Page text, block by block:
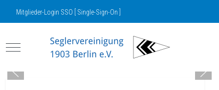
Mitglieder-Login SSO [ Single-Sign-On ]
Mobile Menu Toggle